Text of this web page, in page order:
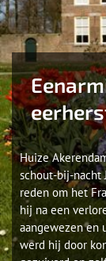
Huize
schout-bij-nacht
reden om het
hij na een
aangewezen en
werd hij door